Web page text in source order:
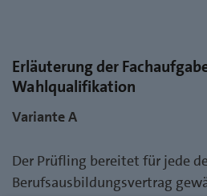
Erläuterung der
Wahlqualifikation
Variante A
Der Prüfling bereitet für jede
Berufsausbildungsvertrag